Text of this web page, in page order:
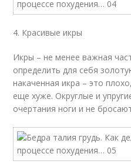
4. Красивые икры
Икры – не менее важная
определить для себя
накаченная икра – это
еще хуже. Округлые и
очертания ноги и не